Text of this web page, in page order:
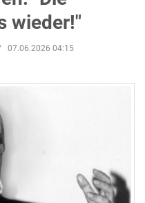
wieder!"
07.06.2026 04:15